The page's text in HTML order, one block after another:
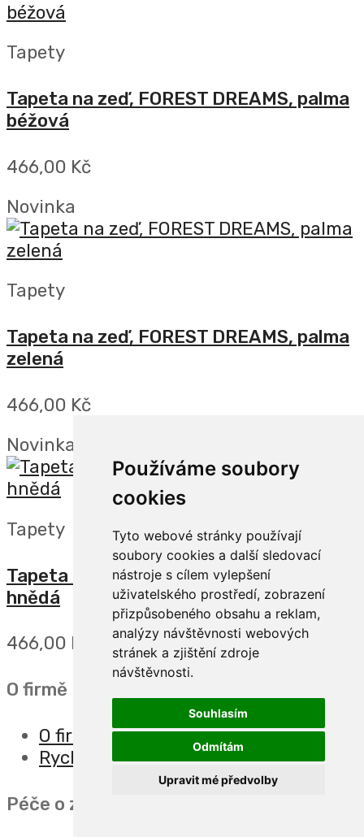
Používáme soubory
cookies
Tyto webové stránky používají
soubory cookies a další sledovací
nástroje s cílem vylepšení
uživatelského prostředí, zobrazení
přizpůsobeného obsahu a reklam,
analýzy návštěvnosti webových
stránek a zjištění zdroje
návštěvnosti.
Souhlasím
Odmítám
Upravit mé předvolby
Tapety
Tapeta na zeď, FOREST DREAMS, palma
béžová
466,00 Kč
Novinka
Tapety
Tapeta na zeď, FOREST DREAMS, palma
zelená
466,00 Kč
Novinka
Tapety
Tapeta na zeď, FOREST DREAMS, palma
hnědá
466,00 Kč
O firmě
O firmě
Rychlý kontakt
Péče o zákazníka